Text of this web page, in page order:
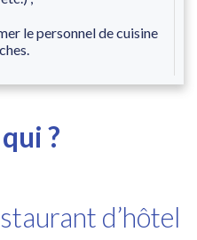
le personnel de cuisine
?
d’hôtel